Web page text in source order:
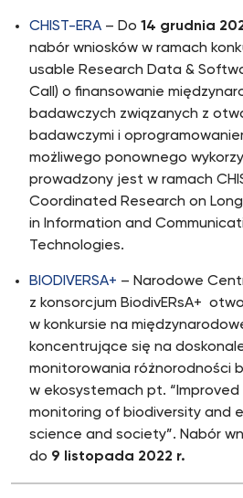
CHIST-ERA – Do 14 grudnia
nabór wniosków w ramach
usable Research Data &
Call) o finansowanie
badawczych związanych z
badawczymi i
możliwego ponownego
prowadzony jest w ramach
Coordinated Research on
in Information and
Technologies.
BIODIVERSA+ – Narodowe
z konsorcjum BiodivERsA+
w konkursie na
koncentrujące się na
monitorowania różnorodności
w ekosystemach pt.
monitoring of biodiversity and
science and society”. Nabór
do 9 listopada 2022 r.